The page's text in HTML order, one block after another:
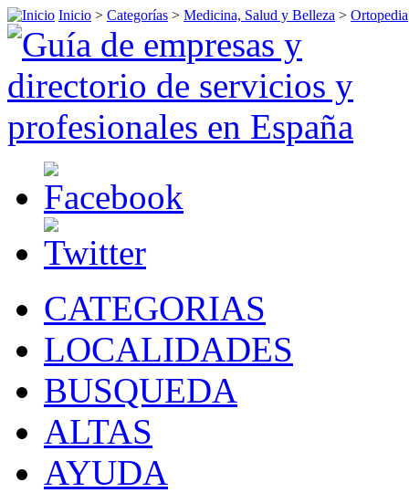
Inicio > Categorías > Medicina, Salud y Belleza > Ortopedia
CATEGORIAS
LOCALIDADES
BUSQUEDA
ALTAS
AYUDA